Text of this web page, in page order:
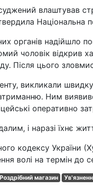
влаштував
Національна
органів надійшло
чоловік відкрив
Після цього
викликали
Ним
оперативно
і наразі їхнє
кодексу України
волі на термін до
Роздрібний магазин